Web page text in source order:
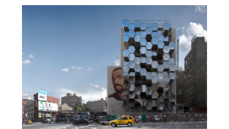
Okenní a dveřní systém s tepelnou
izolací MB-86N - Aluprof